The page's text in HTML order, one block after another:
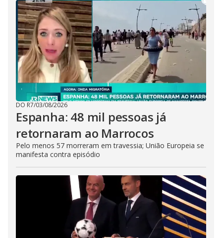
DO R7/03/08/2026
Espanha: 48 mil pessoas já
retornaram ao Marrocos
Pelo menos 57 morreram em travessia; União Europeia se
manifesta contra episódio